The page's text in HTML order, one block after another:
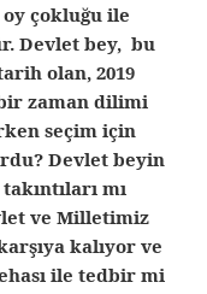
oy çokluğu ile
Devlet bey, bu
olan, 2019
zaman dilimi
seçim için
Devlet beyin
mı
ve Milletimiz
kalıyor ve
ile tedbir mi